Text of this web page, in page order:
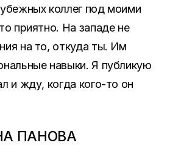
коллег под моими
приятно. На западе не
на то, откуда ты. Им
навыки. Я публикую
и жду, когда кого-то он
ПАНОВА